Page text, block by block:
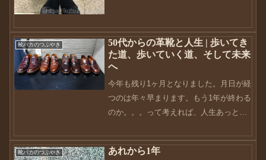
時期からですかね（笑）さてさて、前回
からビジネスリュック...
靴バカのつぶやき
50代からの革靴と人生 | 歩いてき
た道、歩いていく道、そして未来
へ
今年も残り1ヶ月となりました。月日が経
つのは年々早まります。もう1年が終わる
のか。。。って考えれば、人生あっとい
代残りの人生のほうが圧倒的に短くなっ
てきました。そこで人生を見つめ直すべ
靴バカのつぶやき あれから1年